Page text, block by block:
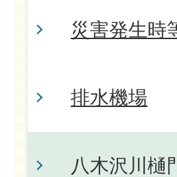
災害発生時
排水機場
八木沢川樋